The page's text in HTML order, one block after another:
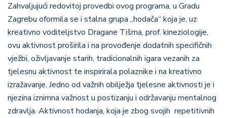
Zahvaljujući redovitoj provedbi ovog programa, u Gradu
Zagrebu oformila se i stalna grupa „hodača“ koja je, uz
kreativno voditeljstvo Dragane Tišma, prof. kineziologije,
ovu aktivnost proširila i na provođenje dodatnih specifičnih
vježbi, oživljavanje starih, tradicionalnih igara vezanih za
tjelesnu aktivnost te inspirirala polaznike i na kreativno
izražavanje. Jedno od važnih obilježja tjelesne aktivnosti je i
njezina iznimna važnost u postizanju i održavanju mentalnog
zdravlja. Aktivnost hodanja, koja je zbog svojih repetitivnih